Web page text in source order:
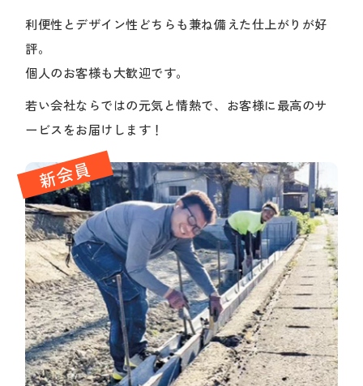
利便性とデザイン性どちらも兼ね備えた仕上がりが好
評。
個人のお客様も大歓迎です。
若い会社ならではの元気と情熱で、お客様に最高のサ
ービスをお届けします！
新会員